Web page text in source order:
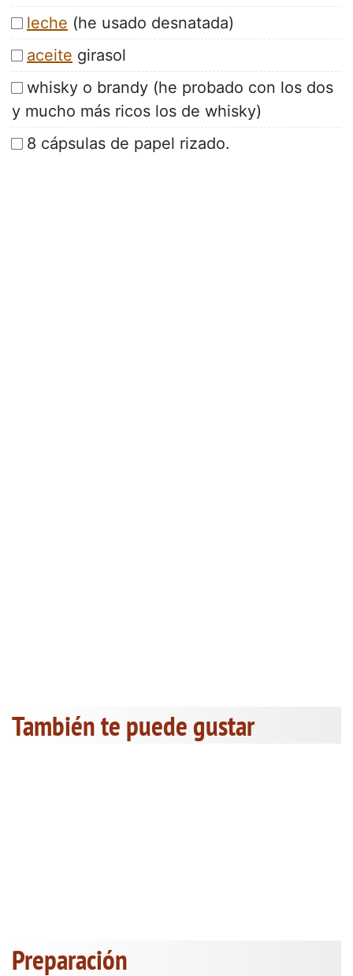
leche (he usado desnatada)
aceite girasol
whisky o brandy (he probado con los dos
y mucho más ricos los de whisky)
8 cápsulas de papel rizado.
También te puede gustar
Preparación